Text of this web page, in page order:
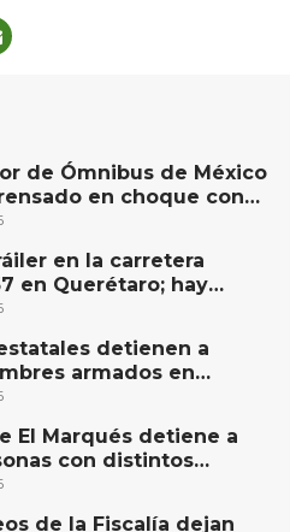
de Ómnibus de México
en choque con
en San Juan del Río
en la carretera
en Querétaro; hay
combustible
detienen a
armados en
El Marqués detiene a
con distintos
de la Fiscalía dejan